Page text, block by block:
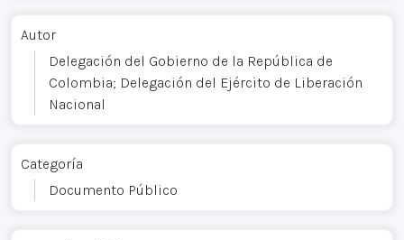
Autor
Delegación del Gobierno de la República de
Colombia; Delegación del Ejército de Liberación
Nacional
Categoría
Documento Público